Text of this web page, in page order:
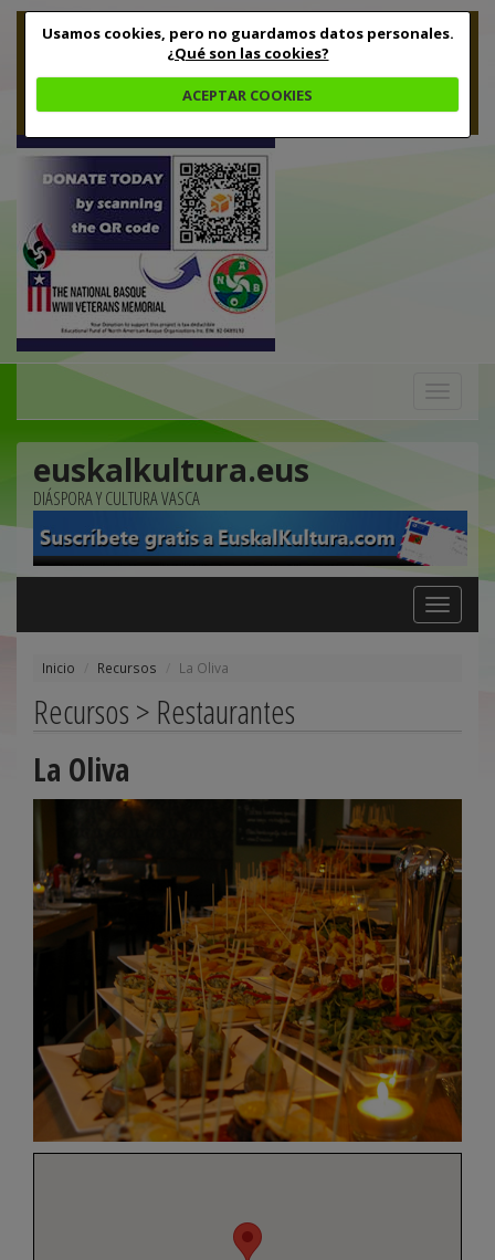
Usamos cookies, pero no guardamos datos personales.
¿Qué son las cookies?
ACEPTAR COOKIES
euskalkultura.eus
DIÁSPORA Y CULTURA VASCA
Toggle
navigation
Inicio Recursos La Oliva
Recursos > Restaurantes
La Oliva